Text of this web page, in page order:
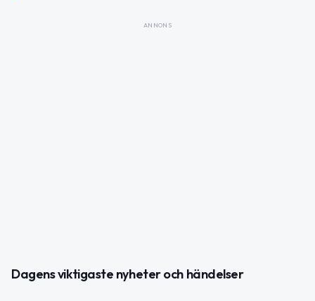
ANNONS
Dagens viktigaste nyheter och händelser